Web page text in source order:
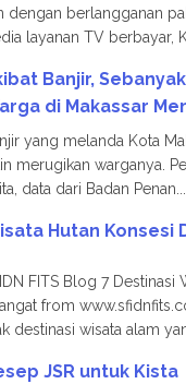
dengan berlangganan
layanan TV berbayar,
Banjir,
di Makassar
yang melanda Kota
merugikan warganya.
data dari Badan Penan...
Hutan Konsesi
FITS Blog 7 Destinasi
from
destinasi wisata alam
JSR untuk Kista